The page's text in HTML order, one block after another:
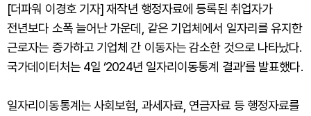
[더파워 이경호 기자] 재작년 행정자료에 등록된 취업자가
전년보다 소폭 늘어난 가운데, 같은 기업체에서 일자리를 유지한
근로자는 증가하고 기업체 간 이동자는 감소한 것으로 나타났다.
국가데이터처는 4일 ‘2024년 일자리이동통계 결과’를 발표했다.
일자리이동통계는 사회보험, 과세자료, 연금자료 등 행정자료를